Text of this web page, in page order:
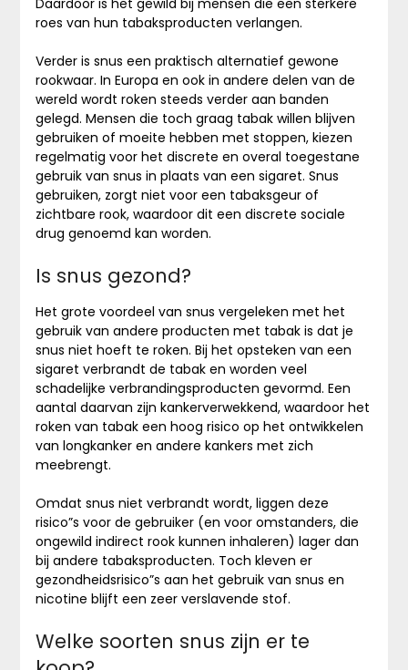
roes van hun tabaksproducten verlangen.
Verder is snus een praktisch alternatief gewone
rookwaar. In Europa en ook in andere delen van de
wereld wordt roken steeds verder aan banden
gelegd. Mensen die toch graag tabak willen blijven
gebruiken of moeite hebben met stoppen, kiezen
regelmatig voor het discrete en overal toegestane
gebruik van snus in plaats van een sigaret. Snus
gebruiken, zorgt niet voor een tabaksgeur of
zichtbare rook, waardoor dit een discrete sociale
drug genoemd kan worden.
Is snus gezond?
Het grote voordeel van snus vergeleken met het
gebruik van andere producten met tabak is dat je
snus niet hoeft te roken. Bij het opsteken van een
sigaret verbrandt de tabak en worden veel
schadelijke verbrandingsproducten gevormd. Een
aantal daarvan zijn kankerverwekkend, waardoor het
roken van tabak een hoog risico op het ontwikkelen
van longkanker en andere kankers met zich
meebrengt.
Omdat snus niet verbrandt wordt, liggen deze
risico”s voor de gebruiker (en voor omstanders, die
ongewild indirect rook kunnen inhaleren) lager dan
bij andere tabaksproducten. Toch kleven er
gezondheidsrisico”s aan het gebruik van snus en
nicotine blijft een zeer verslavende stof.
Welke soorten snus zijn er te